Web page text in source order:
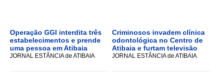
Operação GGI interdita três
estabelecimentos e prende
uma pessoa em Atibaia
JORNAL ESTÂNCIA de ATIBAIA
Criminosos invadem clínica
odontológica no Centro de
Atibaia e furtam televisão
JORNAL ESTÂNCIA de ATIBAIA